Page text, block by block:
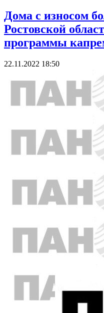
Дома с износом
Ростовской
программы
22.11.2022 18:50